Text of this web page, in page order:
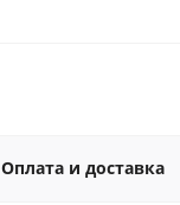
Оплата и доставка